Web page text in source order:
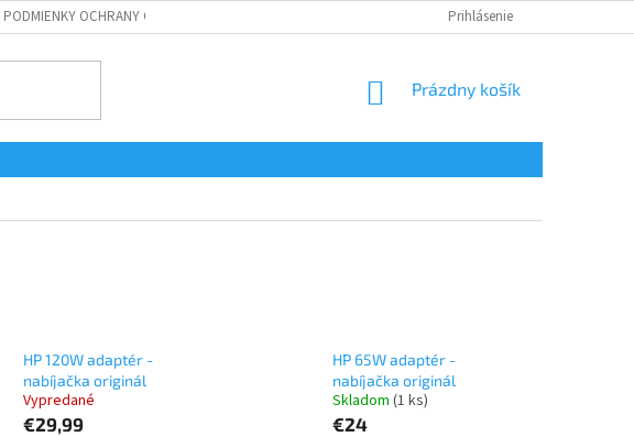
PODMIENKY OCHRANY OSOBNÝCH ÚDAJOV Prihlásenie
NÁKUPNÝ
Prázdny košík
HP 120W adaptér -
nabíjačka originál
Vypredané
€29,99
HP 65W adaptér -
nabíjačka originál
Skladom (1 ks)
€24